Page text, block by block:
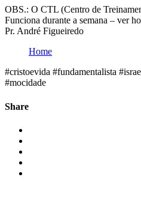
OBS.: O CTL (Centro de
Funciona durante a semana – ver
Pr. André Figueiredo
Home
#cristoevida #fundamentalista
#mocidade
Share